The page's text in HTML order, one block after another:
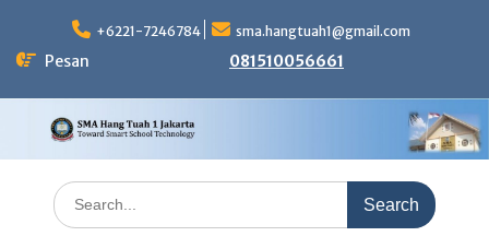
content
+6221-7246784 sma.hangtuah1@gmail.com
Pesan 081510056661
Search
for: